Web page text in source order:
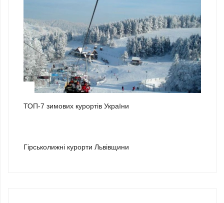
ТОП-7 зимових курортів України
Гірськолижні курорти Львівщини